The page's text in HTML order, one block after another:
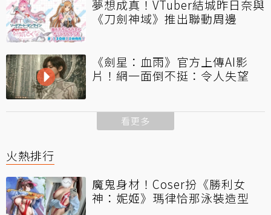
夢想成真！VTuber結城昨日奈與
《刀劍神域》推出聯動周邊
《劍星：血雨》官方上傳AI影
片！網一面倒不挺：令人失望
看更多
火熱排行
魔鬼身材！Coser扮《勝利女
神：妮姬》瑪律恰那泳裝造型